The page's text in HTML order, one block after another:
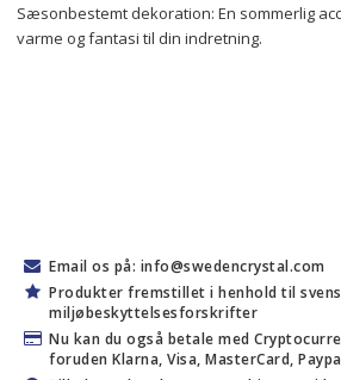
Sæsonbestemt dekoration: En sommerlig
varme og fantasi til din indretning.
Email os på: info@swedencrystal.com
Produkter fremstillet i henhold til
miljøbeskyttelsesforskrifter
Nu kan du også betale med
foruden Klarna, Visa, MasterCard,